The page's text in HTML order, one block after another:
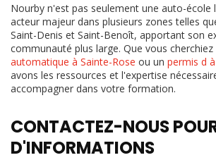
Nourby n'est pas seulement une auto-école
acteur majeur dans plusieurs zones telles
Saint-Denis et Saint-Benoît, apportant son
communauté plus large. Que vous cherchiez
automatique à Sainte-Rose ou un permis d
avons les ressources et l'expertise
accompagner dans votre formation.
CONTACTEZ-NOUS
D'INFORMATIONS